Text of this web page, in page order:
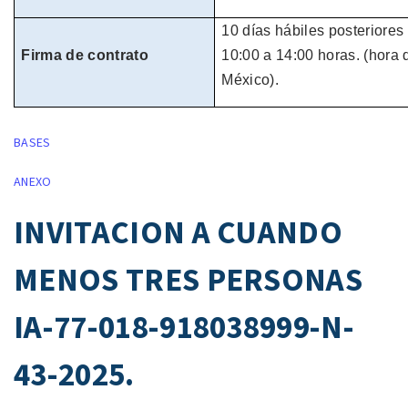
Firma de contrato
10 días hábiles
10:00 a 14:00 horas. (hora
México).
BASES
ANEXO
INVITACION A CUANDO
MENOS TRES PERSONAS
IA-77-018-918038999-N-
43-2025.